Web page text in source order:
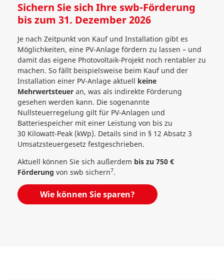
Sichern Sie sich Ihre swb-Förderung
bis zum 31. Dezember 2026
Je nach Zeitpunkt von Kauf und Installation gibt es
Möglichkeiten, eine PV-Anlage fördern zu lassen – und
damit das eigene Photovoltaik-Projekt noch rentabler zu
machen. So fällt beispielsweise beim Kauf und der
Installation einer PV-Anlage aktuell keine
Mehrwertsteuer an, was als indirekte Förderung
gesehen werden kann. Die sogenannte
Nullsteuerregelung gilt für PV-Anlagen und
Batteriespeicher mit einer Leistung von bis zu
30 Kilowatt-Peak (kWp). Details sind in § 12 Absatz 3
Umsatzsteuergesetz festgeschrieben.
Aktuell können Sie sich außerdem bis zu 750 €
Förderung von swb sichern7.
Wie können Sie sparen?